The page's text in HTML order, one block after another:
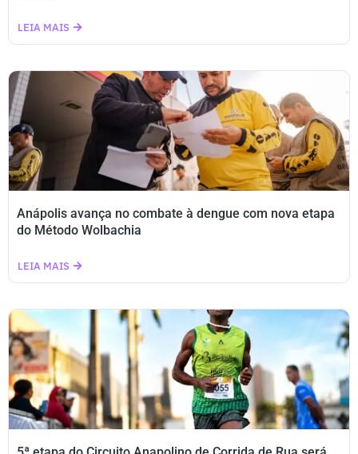
LEIA MAIS
Anápolis avança no combate à dengue com nova etapa
do Método Wolbachia
LEIA MAIS